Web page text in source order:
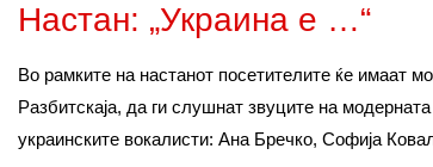
Настан: „Украина e …“
Во рамките на настанот посетителите ќе имаат
Разбитскаја, да ги слушнат звуците на
украинските вокалисти: Ана Бречко, Софија